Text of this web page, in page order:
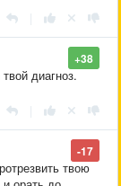
+38
диагноз.
-17
твою